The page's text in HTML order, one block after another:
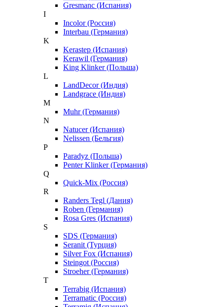
Gresmanc (Испания)
I
Incolor (Россия)
Interbau (Германия)
K
Kerastep (Испания)
Kerawil (Германия)
King Klinker (Польша)
L
LandDecor (Индия)
Landgrace (Индия)
M
Muhr (Германия)
N
Natucer (Испания)
Nelissen (Бельгия)
P
Paradyz (Польша)
Penter Klinker (Германия)
Q
Quick-Mix (Россия)
R
Randers Tegl (Дания)
Roben (Германия)
Rosa Gres (Испания)
S
SDS (Германия)
Seranit (Турция)
Silver Fox (Испания)
Steingot (Россия)
Stroeher (Германия)
T
Terrabig (Испания)
Terramatic (Россия)